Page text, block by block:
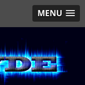
MENU